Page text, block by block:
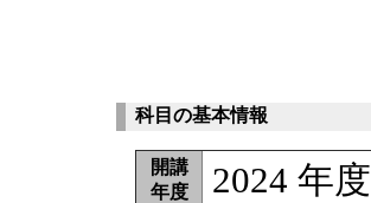
科目の基本情報
開講
年度
2024 年度